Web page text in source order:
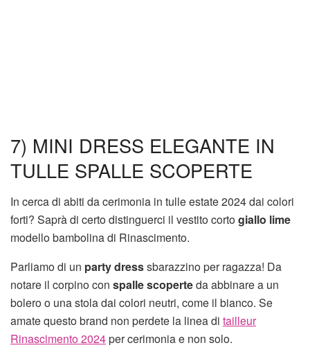
7) MINI DRESS ELEGANTE IN
TULLE SPALLE SCOPERTE
In cerca di abiti da cerimonia in tulle estate 2024 dai colori
forti? Saprà di certo distinguerci il vestito cortogiallo lime
modello bambolina di Rinascimento.
Parliamo di un party dresssbarazzino per ragazza! Da
notare il corpino con spalle scoperteda abbinare a un
bolero o una stola dai colori neutri, come il bianco. Se
amate questo brand non perdete la linea di tailleur
Rinascimento 2024per cerimonia e non solo.